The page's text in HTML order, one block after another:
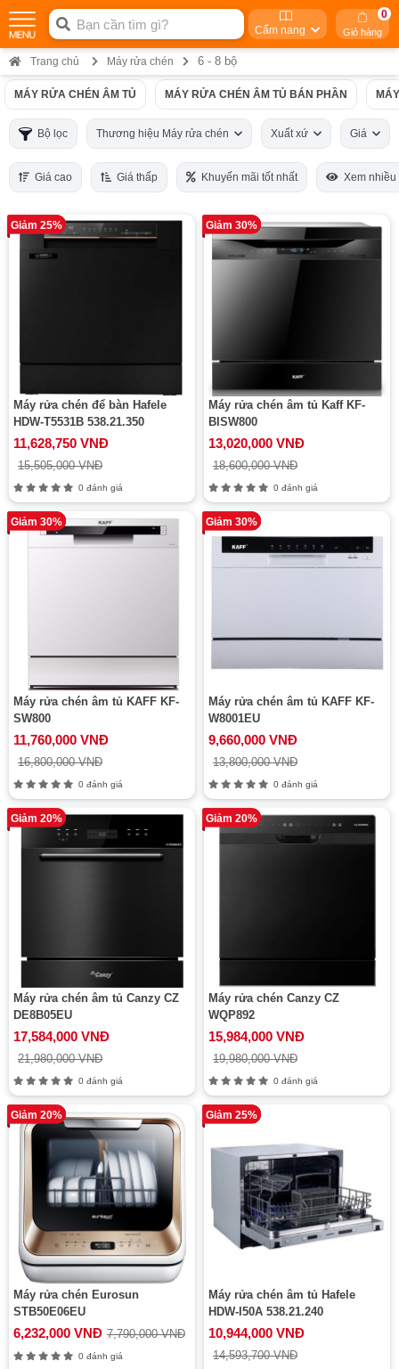
Cẩm nang Giỏ hàng
0
Trang chủ Máy rửa chén 6 - 8 bộ
MÁY RỬA CHÉN ÂM TỦ MÁY RỬA CHÉN ÂM TỦ BÁN PHẦN
Bộ lọc Thương hiệu Máy rửa chén Xuất xứ Giá
Giá cao Giá thấp Khuyến mãi tốt nhất Xem nhiều
Giảm 25%
Máy rửa chén để bàn Hafele
HDW-T5531B 538.21.350
11,628,750 VNĐ
15,505,000 VNĐ
0 đánh giá
Giảm 30%
Máy rửa chén âm tủ Kaff KF-
BISW800
13,020,000 VNĐ
18,600,000 VNĐ
0 đánh giá
Giảm 30%
Máy rửa chén âm tủ KAFF KF-
SW800
11,760,000 VNĐ
16,800,000 VNĐ
0 đánh giá
Giảm 30%
Máy rửa chén âm tủ KAFF KF-
W8001EU
9,660,000 VNĐ
13,800,000 VNĐ
0 đánh giá
Giảm 20%
Máy rửa chén âm tủ Canzy CZ
DE8B05EU
17,584,000 VNĐ
21,980,000 VNĐ
0 đánh giá
Giảm 20%
Máy rửa chén Canzy CZ
WQP892
15,984,000 VNĐ
19,980,000 VNĐ
0 đánh giá
Giảm 20%
Máy rửa chén Eurosun
STB50E06EU
6,232,000 VNĐ 7,790,000 VNĐ
0 đánh giá
Giảm 25%
Máy rửa chén âm tủ Hafele
HDW-I50A 538.21.240
10,944,000 VNĐ
14,593,700 VNĐ